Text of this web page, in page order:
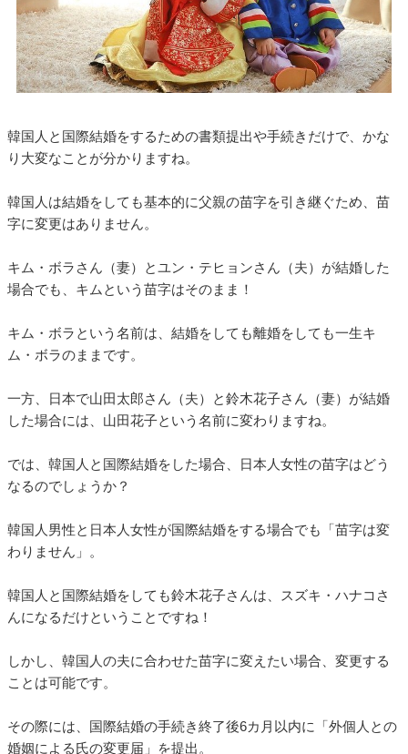
韓国人と国際結婚をするための書類提出や手続きだけで、かな
り大変なことが分かりますね。
韓国人は結婚をしても基本的に父親の苗字を引き継ぐため、苗
字に変更はありません。
キム・ボラさん（妻）とユン・テヒョンさん（夫）が結婚した
場合でも、キムという苗字はそのまま！
キム・ボラという名前は、結婚をしても離婚をしても一生キ
ム・ボラのままです。
一方、日本で山田太郎さん（夫）と鈴木花子さん（妻）が結婚
した場合には、山田花子という名前に変わりますね。
では、韓国人と国際結婚をした場合、日本人女性の苗字はどう
なるのでしょうか？
韓国人男性と日本人女性が国際結婚をする場合でも「苗字は変
わりません」。
韓国人と国際結婚をしても鈴木花子さんは、スズキ・ハナコさ
んになるだけということですね！
しかし、韓国人の夫に合わせた苗字に変えたい場合、変更する
ことは可能です。
その際には、国際結婚の手続き終了後6カ月以内に「外個人との
婚姻による氏の変更届」を提出。